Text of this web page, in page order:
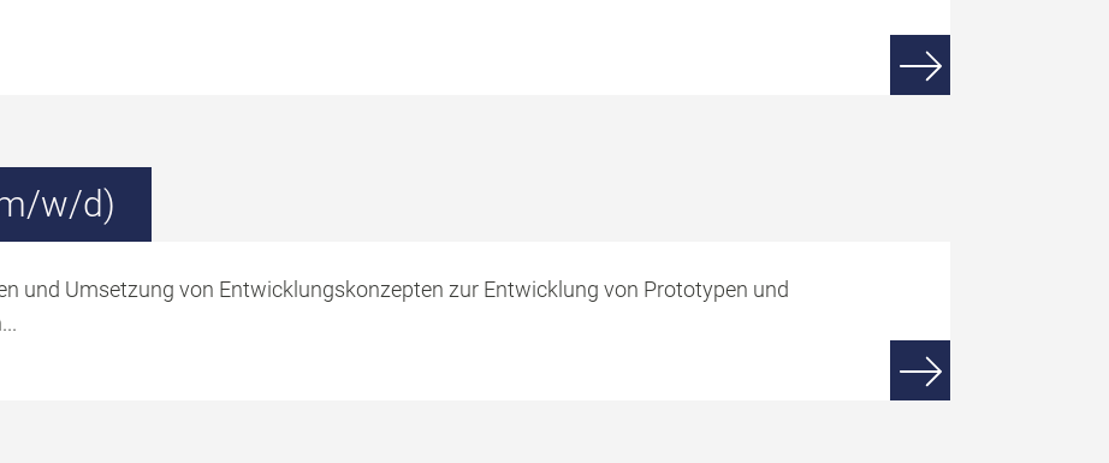
w/d)
und Umsetzung von Entwicklungskonzepten zur Entwicklung von Prototypen und